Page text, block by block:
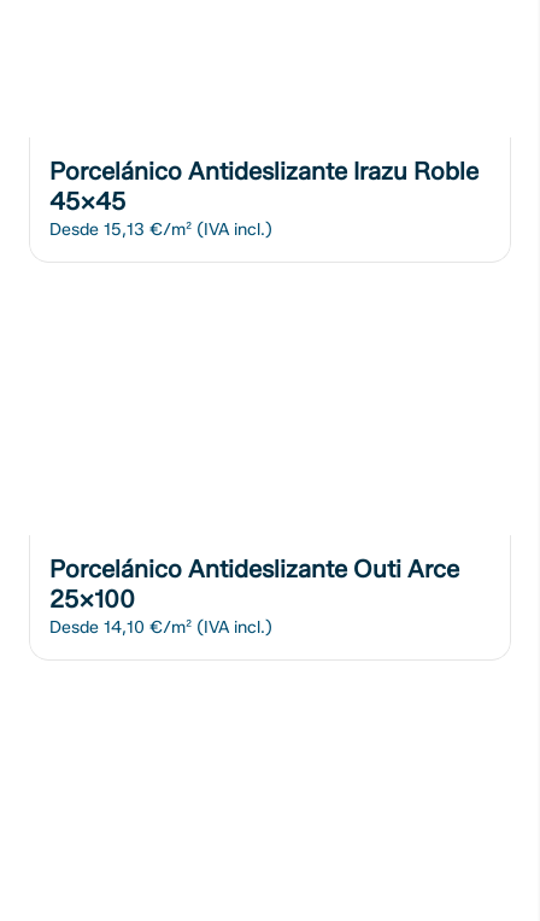
Porcelánico Antideslizante Irazu Roble
45x45
Desde 15,13 €/m² (IVA incl.)
Porcelánico Antideslizante Outi Arce
25x100
Desde 14,10 €/m² (IVA incl.)